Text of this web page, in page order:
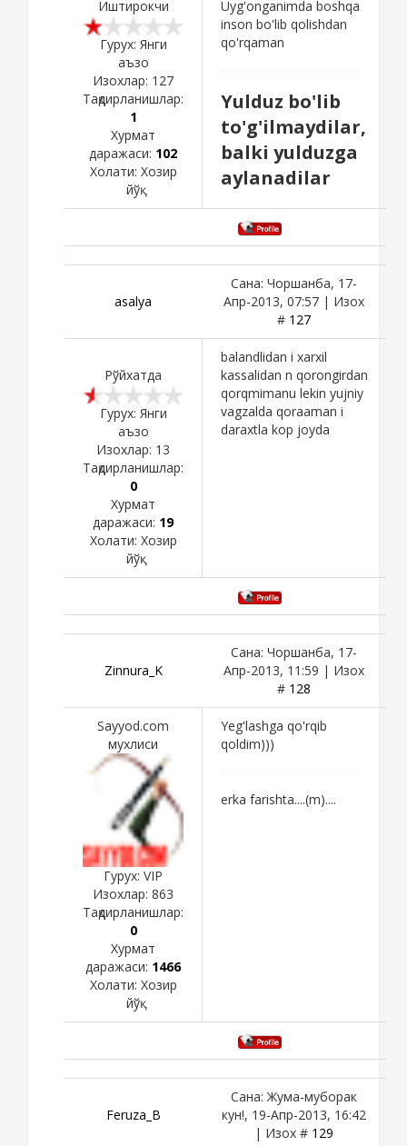
Иштирокчи
Гурух: Янги
аъзо
Изохлар: 127
Тақдирланишлар:
1
Хурмат
даражаси: 102
Холати: Хозир
йўқ
Uyg'onganimda boshqa
inson bo'lib qolishdan
qo'rqaman
Yulduz bo'lib
to'g'ilmaydilar,
balki yulduzga
aylanadilar
asalya
Сана: Чоршанба, 17-
Апр-2013, 07:57 | Изох
# 127
Рўйхатда
Гурух: Янги
аъзо
Изохлар: 13
Тақдирланишлар:
0
Хурмат
даражаси: 19
Холати: Хозир
йўқ
balandlidan i xarxil
kassalidan n qorongirdan
qorqmimanu lekin yujniy
vagzalda qoraaman i
daraxtla kop joyda
Zinnura_K
Сана: Чоршанба, 17-
Апр-2013, 11:59 | Изох
# 128
Sayyod.com
мухлиси
Гурух: VIP
Изохлар: 863
Тақдирланишлар:
0
Хурмат
даражаси: 1466
Холати: Хозир
йўқ
Yeg'lashga qo'rqib
qoldim)))
erka farishta....(m)....
Feruza_B
Сана: Жума-муборак
кун!, 19-Апр-2013, 16:42
| Изох # 129